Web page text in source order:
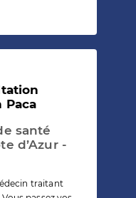
Paca
santé
d’Azur -
traitant